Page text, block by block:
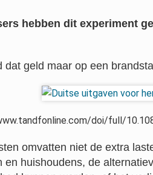
hebben dit experiment
dat geld maar op een
doi/full/
omvatten niet de extra
en huishoudens, de